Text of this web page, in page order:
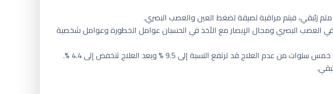
من 24 ملم زئبقي حتى بغياب التبدلات في العصب البصري ومجال الإبصار مع الأخذ في الحسبان عوامل الخطورة وعوامل شخصية